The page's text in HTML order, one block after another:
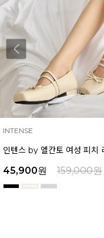
INTENSE
39,200원 129,000원